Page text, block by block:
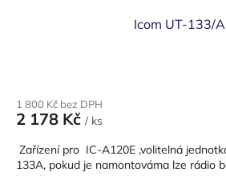
Icom UT-133/A
1 800 Kč bez DPH
2 178 Kč / ks
Zařízení pro IC-A120E ,volitelná
133A, pokud je namontováma lze rádio